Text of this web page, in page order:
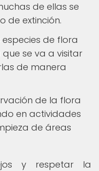
de ellas se
de extinción.
de flora
se va a visitar
de manera
de la flora
en actividades
de áreas
y respetar la